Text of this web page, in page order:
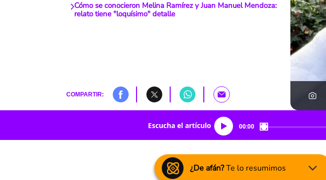
Cómo se conocieron Melina Ramírez y Juan Manuel Mendoza:
relato tiene "loquísimo" detalle
COMPARTIR:
Escucha el artículo 00:00
¿De afán?Te lo resumimos